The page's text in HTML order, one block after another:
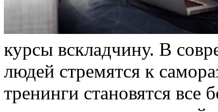
курсы всклaдчину. В
людей стремятся к
тренинги становятся